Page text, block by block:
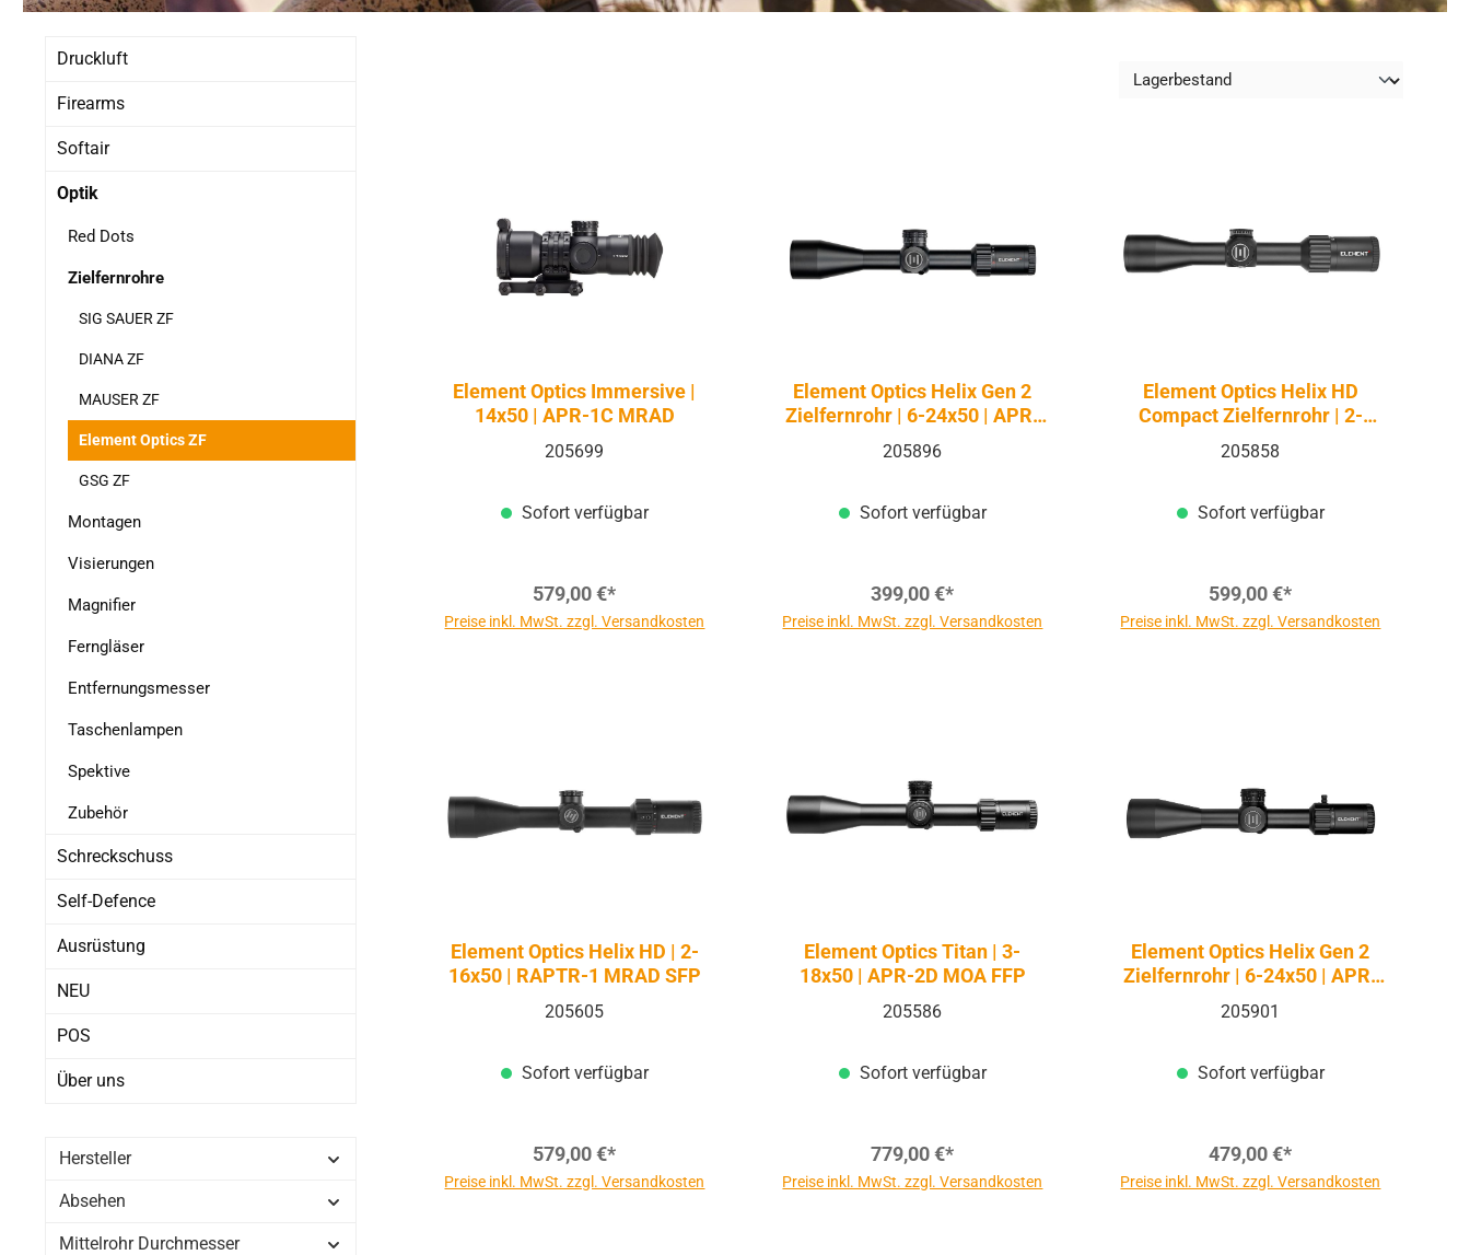
Druckluft
Firearms
Softair
Optik
Red Dots
Zielfernrohre
SIG SAUER ZF
DIANA ZF
MAUSER ZF
Element Optics ZF
GSG ZF
Montagen
Visierungen
Magnifier
Ferngläser
Entfernungsmesser
Taschenlampen
Spektive
Zubehör
Schreckschuss
Self-Defence
Ausrüstung
NEU
POS
Über uns
Hersteller
Absehen
Mittelrohr Durchmesser
Element Optics Immersive |
14x50 | APR-1C MRAD
205699
Sofort verfügbar
579,00 €*
Preise inkl. MwSt. zzgl. Versandkosten
Element Optics Helix Gen 2
Zielfernrohr | 6-24x50 | APR-
1C MRAD SFP
205896
Sofort verfügbar
399,00 €*
Preise inkl. MwSt. zzgl. Versandkosten
Element Optics Helix HD
Compact Zielfernrohr | 2-
12x42 | RAPTR-1F MOA SFP
205858
Sofort verfügbar
599,00 €*
Preise inkl. MwSt. zzgl. Versandkosten
Element Optics Helix HD | 2-
16x50 | RAPTR-1 MRAD SFP
205605
Sofort verfügbar
579,00 €*
Preise inkl. MwSt. zzgl. Versandkosten
Element Optics Titan | 3-
18x50 | APR-2D MOA FFP
205586
Sofort verfügbar
779,00 €*
Preise inkl. MwSt. zzgl. Versandkosten
Element Optics Helix Gen 2
Zielfernrohr | 6-24x50 | APR-
1C MOA FFP
205901
Sofort verfügbar
479,00 €*
Preise inkl. MwSt. zzgl. Versandkosten